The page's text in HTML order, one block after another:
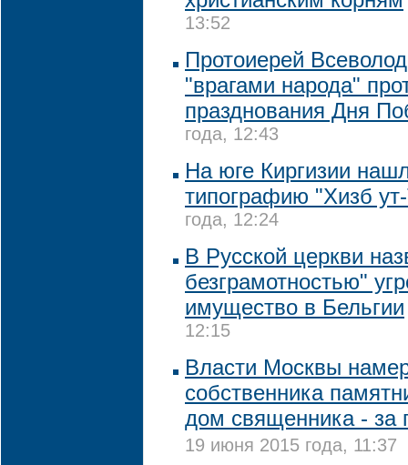
13:52
Протоиерей
"врагами народа"
празднования Дня
года, 12:43
На юге Киргизии
типографию "Хизб
года, 12:24
В Русской церкви
безграмотностью"
имущество в Бельгии
12:15
Власти Москвы
собственника
дом священника - за
19 июня 2015 года, 11:37